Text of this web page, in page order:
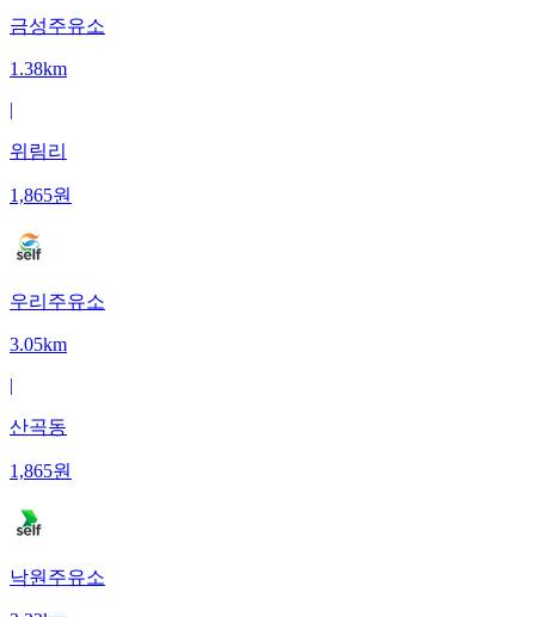
금성주유소
1.38km
|
위림리
1,865원
우리주유소
3.05km
|
산곡동
1,865원
낙원주유소